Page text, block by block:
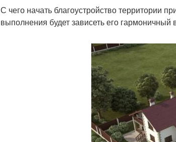
С чего начать благоустройство территории
выполнения будет зависеть его